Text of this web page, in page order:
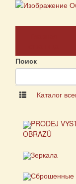
Поиск
Каталог
PRODEJ
OBRAZŮ
Зеркала
Сброшенные